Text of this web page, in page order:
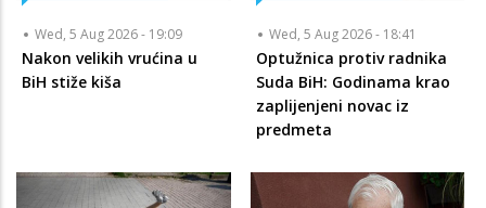
Wed, 5 Aug 2026 - 19:09
Nakon velikih vrućina u
BiH stiže kiša
Wed, 5 Aug 2026 - 18:41
Optužnica protiv radnika
Suda BiH: Godinama krao
zaplijenjeni novac iz
predmeta